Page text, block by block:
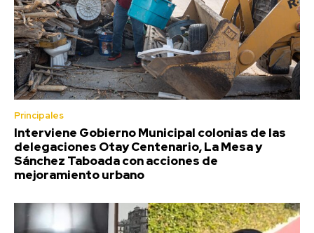
Principales
Interviene Gobierno Municipal colonias de las
delegaciones Otay Centenario, La Mesa y
Sánchez Taboada con acciones de
mejoramiento urbano